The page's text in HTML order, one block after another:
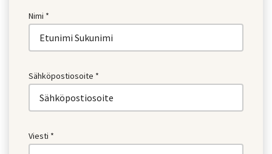
Nimi *
Sähköpostiosoite *
Viesti *